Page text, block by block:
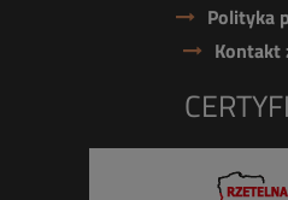
Polityka
Kontakt